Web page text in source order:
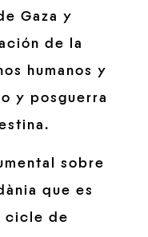
Gaza y
de la
humanos y
y posguerra
sobre
que es
cicle de